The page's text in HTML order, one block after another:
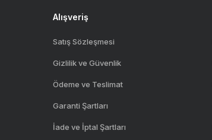
Alışveriş
Satış Sözleşmesi
Gizlilik ve Güvenlik
Ödeme ve Teslimat
Garanti Şartları
İade ve İptal Şartları